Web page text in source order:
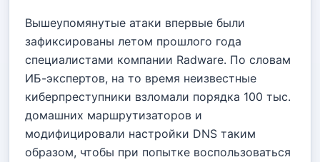
Вышеупомянутые атаки впервые были
зафиксированы летом прошлого года
специалистами компании Radware. По словам
ИБ-экспертов, на то время неизвестные
киберпреступники взломали порядка 100 тыс.
домашних маршрутизаторов и
модифицировали настройки DNS таким
образом, чтобы при попытке воспользоваться